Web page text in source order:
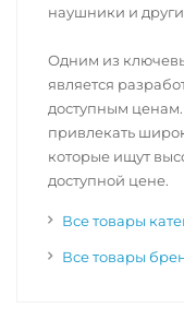
наушники и
Одним из
является
доступным
привлекать
которые ищут
доступной цене.
Все товары
Все товары